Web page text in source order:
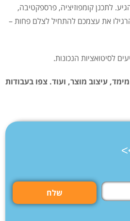
לתכנן קומפוזיציה, פרספקטיבה,
את עצמכם להתחיל לצלם פחות –
עיצוב מוצר, ועוד. צפו בעבודות